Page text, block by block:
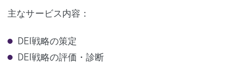
主なサービス内容：
DEI戦略の策定
DEI戦略の評価・診断